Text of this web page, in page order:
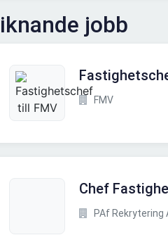
jobb
FMV
Chef
PAf Rekrytering